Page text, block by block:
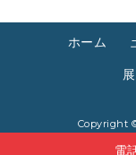
電
ホーム
Copyright